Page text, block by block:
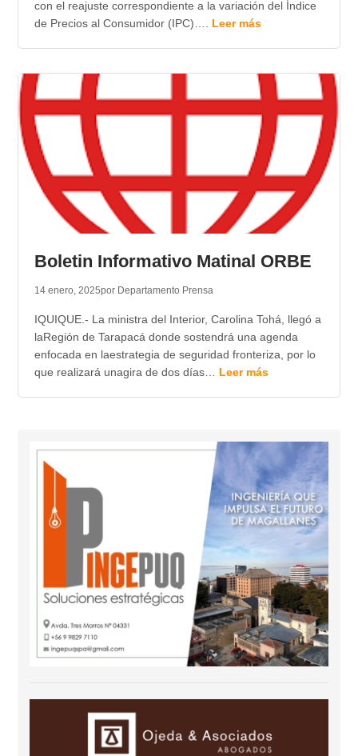
con el reajuste correspondiente a la variación del Índice
de Precios al Consumidor (IPC)…. Leer más
Boletin Informativo Matinal ORBE
14 enero, 2025por Departamento Prensa
IQUIQUE.- La ministra del Interior, Carolina Tohá, llegó a
laRegión de Tarapacá donde sostendrá una agenda
enfocada en laestrategia de seguridad fronteriza, por lo
que realizará unagira de dos días… Leer más